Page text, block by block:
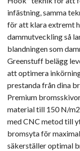
infästning, samma
för att klara extremt
dammutveckling så
blandningen som
Greenstuff belägg
att optimera
prestanda från dina
Premium
material till 150 N/
med CNC metod till
bromsyta för
säkerställer optimal